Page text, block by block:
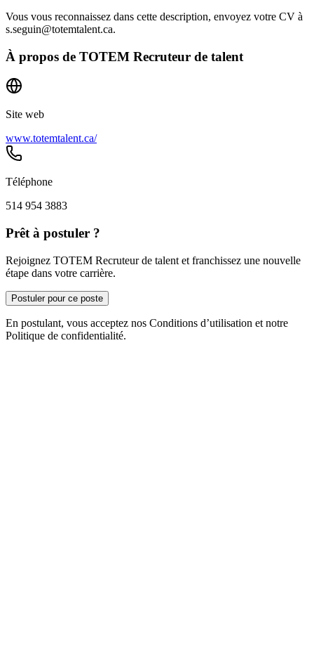
Vous vous reconnaissez dans cette description, envoyez votre CV à
s.seguin@totemtalent.ca.
À propos de TOTEM Recruteur de talent
Site web
www.totemtalent.ca/
Téléphone
514 954 3883
Prêt à postuler ?
Rejoignez TOTEM Recruteur de talent et franchissez une nouvelle
étape dans votre carrière.
Postuler pour ce poste
En postulant, vous acceptez nos Conditions d’utilisation et notre
Politique de confidentialité.